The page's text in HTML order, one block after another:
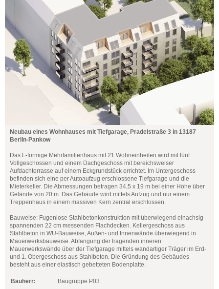
Neubau eines Wohnhauses mit Tiefgarage, Pradelstraße 3 in 13187
Berlin-Pankow
Das L-förmige Mehrfamilienhaus mit 21 Wohneinheiten wird mit fünf
Vollgeschossen und einem Dachgeschoss mit bereichsweiser
Aufdachterrasse auf einem Eckgrundstück errichtet. Im Untergeschoss
befinden sich eine per Autoaufzug erschlossene Tiefgarage und die
Mieterkeller. Die Abmessungen betragen 34,5 x 19 m bei einer Höhe über
Gelände von 20 m. Das Gebäude wird mittels Aufzug und nur einem
Treppenhaus in einem massiven Kern zentral erschlossen.
Bauweise: Fugenlose Stahlbetonkonstruktion mit überwiegend einachsig
spannenden 22 cm messenden Flachdecken. Kellergeschoss aus
Stahlbeton in WU-Bauweise, Außen- und Innenwände überwiegend in
Mauerwerksbauweise. Abfangung der tragenden inneren
Mauerwerkswände über der Tiefgarage mittels wandartiger Träger im Erd-
und 1. Obergeschoss aus Stahlbeton. Die Gründung des Gebäudes
besteht aus einer elastisch gebetteten Bodenplatte.
Bauherr: Baugruppe P03